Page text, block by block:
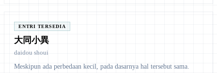
ENTRI TERSEDIA
大同小異
daidou shoui
Meskipun ada perbedaan kecil, pada dasarnya hal tersebut sama.